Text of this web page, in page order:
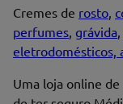
Cremes de rosto,
perfumes, grávida,
eletrodomésticos,
Uma loja online